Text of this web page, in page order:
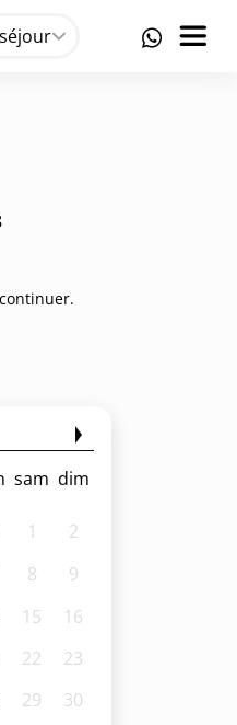
sam dim
1
2
8
9
15
16
22
23
29
30